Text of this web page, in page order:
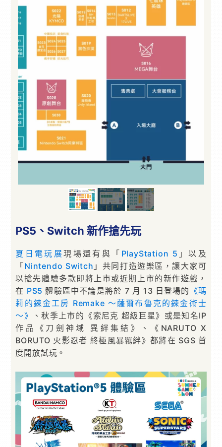
PS5、Switch 新作搶先玩
夏日電玩展現場還有與「 PlayStation 5 」以及
「Nintendo Switch 」共同打造遊樂區，讓大家可
以搶先體驗多款即將上市或近期上市的新作遊戲，
在 PS5 體驗區中不論是將於 7 月 13 日登場的 《瑪
莉的鍊金工房 Remake ～薩爾布魯克的鍊金術士
～》
、秋季上市的《索尼克 超級巨星》或是知名IP
作品《刀劍神域 異絆集結》、《NARUTO X
BORUTO 火影忍者 終極風暴羈絆》都將在 SGS 首
度開放試玩。